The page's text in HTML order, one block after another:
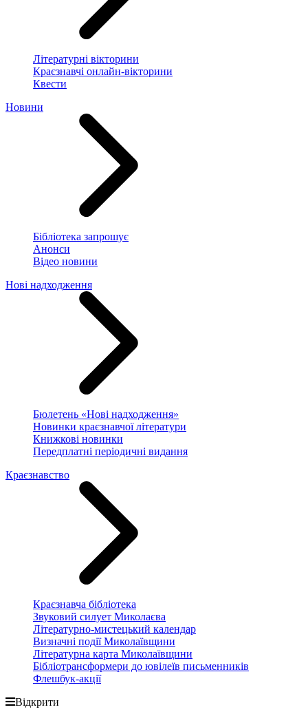
Літературні вікторини
Краєзнавчі онлайн-вікторини
Квести
Новини
Бібліотека запрошує
Анонси
Відео новини
Нові надходження
Бюлетень «Нові надходження»
Новинки краєзнавчої літератури
Книжкові новинки
Передплатні періодичні видання
Краєзнавство
Краєзнавча бібліотека
Звуковий силует Миколаєва
Літературно-мистецький календар
Визначні події Миколаївщини
Літературна карта Миколаївщини
Бібліотрансформери до ювілеїв письменників
Флешбук-акції
Відкрити